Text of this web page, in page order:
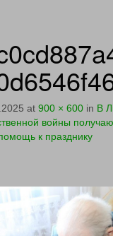
at 900 × 600 in В
войны
к празднику